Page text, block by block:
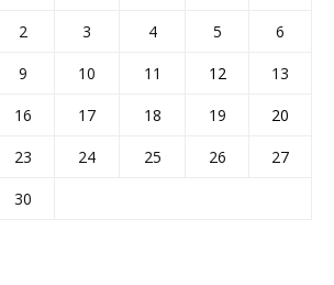
2 3 4 5
6
9 10 11 12
13
16 17 18 19
20
23 24 25 26
27
30